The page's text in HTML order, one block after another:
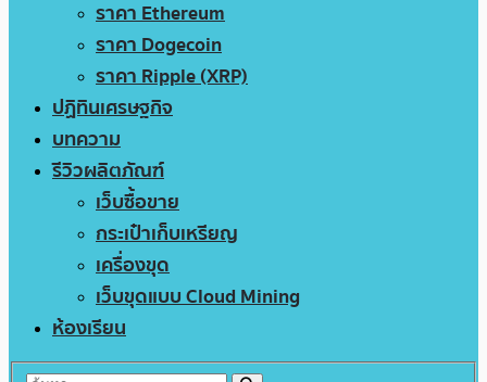
ราคา Ethereum
ราคา Dogecoin
ราคา Ripple (XRP)
ปฏิทินเศรษฐกิจ
บทความ
รีวิวผลิตภัณฑ์
เว็บซื้อขาย
กระเป๋าเก็บเหรียญ
เครื่องขุด
เว็บขุดแบบ Cloud Mining
ห้องเรียน